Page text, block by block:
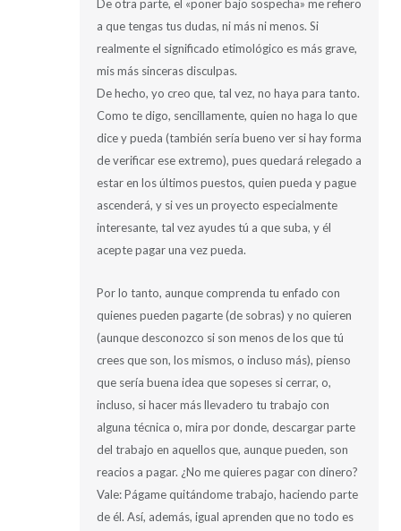
De otra parte, el «poner bajo sospecha» me refiero
a que tengas tus dudas, ni más ni menos. Si
realmente el significado etimológico es más grave,
mis más sinceras disculpas.
De hecho, yo creo que, tal vez, no haya para tanto.
Como te digo, sencillamente, quien no haga lo que
dice y pueda (también sería bueno ver si hay forma
de verificar ese extremo), pues quedará relegado a
estar en los últimos puestos, quien pueda y pague
ascenderá, y si ves un proyecto especialmente
interesante, tal vez ayudes tú a que suba, y él
acepte pagar una vez pueda.
Por lo tanto, aunque comprenda tu enfado con
quienes pueden pagarte (de sobras) y no quieren
(aunque desconozco si son menos de los que tú
crees que son, los mismos, o incluso más), pienso
que sería buena idea que sopeses si cerrar, o,
incluso, si hacer más llevadero tu trabajo con
alguna técnica o, mira por donde, descargar parte
del trabajo en aquellos que, aunque pueden, son
reacios a pagar. ¿No me quieres pagar con dinero?
Vale: Págame quitándome trabajo, haciendo parte
de él. Así, además, igual aprenden que no todo es